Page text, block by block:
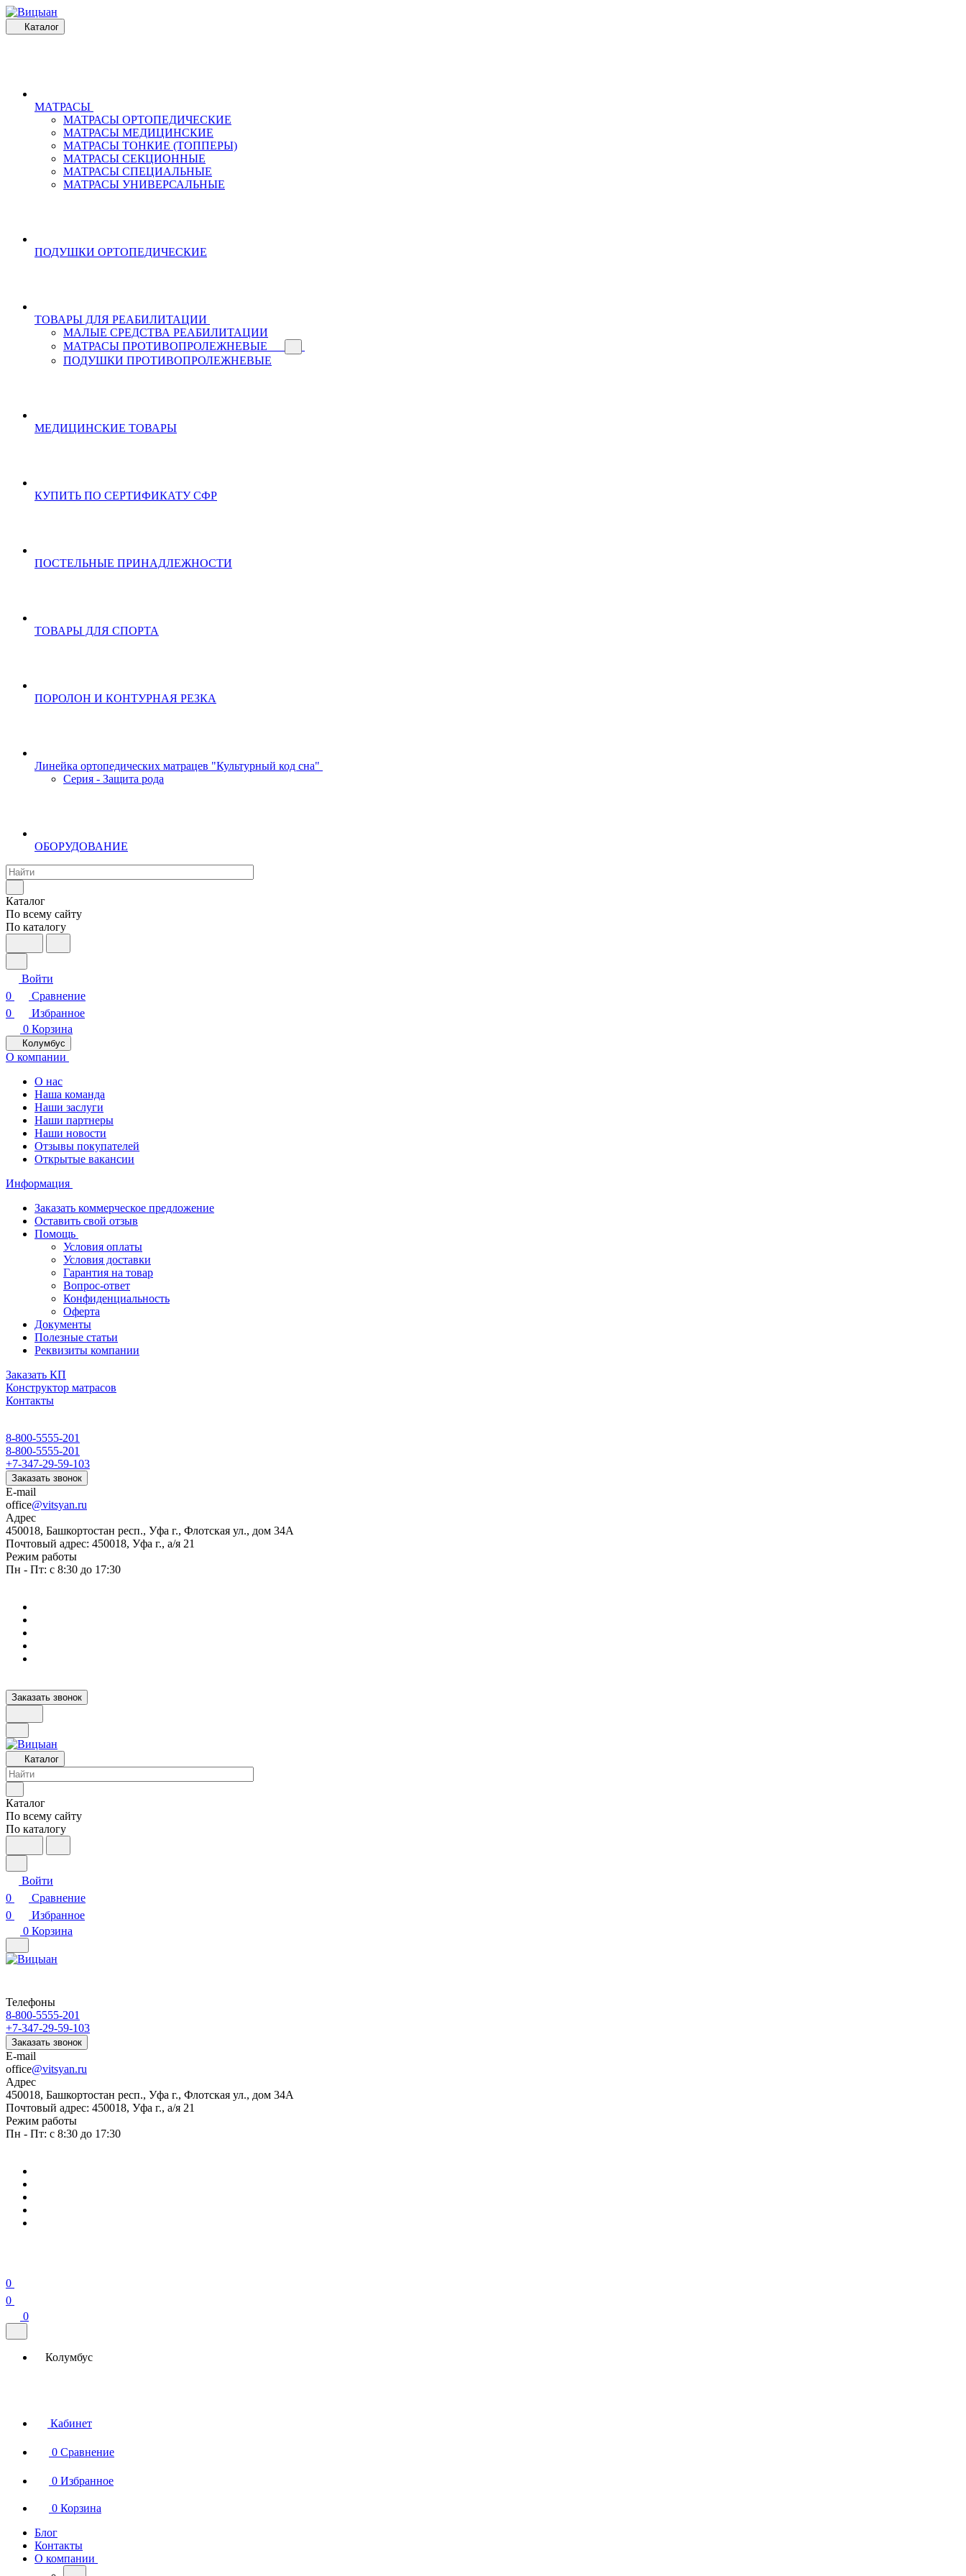
Каталог
МАТРАСЫ
МАТРАСЫ ОРТОПЕДИЧЕСКИЕ
МАТРАСЫ МЕДИЦИНСКИЕ
МАТРАСЫ ТОНКИЕ (ТОППЕРЫ)
МАТРАСЫ СЕКЦИОННЫЕ
МАТРАСЫ СПЕЦИАЛЬНЫЕ
МАТРАСЫ УНИВЕРСАЛЬНЫЕ
ПОДУШКИ ОРТОПЕДИЧЕСКИЕ
ТОВАРЫ ДЛЯ РЕАБИЛИТАЦИИ
МАЛЫЕ СРЕДСТВА РЕАБИЛИТАЦИИ
МАТРАСЫ ПРОТИВОПРОЛЕЖНЕВЫЕ
ПОДУШКИ ПРОТИВОПРОЛЕЖНЕВЫЕ
МЕДИЦИНСКИЕ ТОВАРЫ
КУПИТЬ ПО СЕРТИФИКАТУ СФР
ПОСТЕЛЬНЫЕ ПРИНАДЛЕЖНОСТИ
ТОВАРЫ ДЛЯ СПОРТА
ПОРОЛОН И КОНТУРНАЯ РЕЗКА
Линейка ортопедических матрацев "Культурный код сна"
Серия - Защита рода
ОБОРУДОВАНИЕ
Каталог
По всему сайту
По каталогу
Войти
0
Сравнение
0
Избранное
0 Корзина
Колумбус
О компании
О нас
Наша команда
Наши заслуги
Наши партнеры
Наши новости
Отзывы покупателей
Открытые вакансии
Информация
Заказать коммерческое предложение
Оставить свой отзыв
Помощь
Условия оплаты
Условия доставки
Гарантия на товар
Вопрос-ответ
Конфиденциальность
Оферта
Документы
Полезные статьи
Реквизиты компании
Заказать КП
Конструктор матрасов
Контакты
8-800-5555-201
8-800-5555-201
+7-347-29-59-103
Заказать звонок
E-mail
office@vitsyan.ru
Адрес
450018, Башкортостан респ., Уфа г., Флотская ул., дом 34А
Почтовый адрес: 450018, Уфа г., а/я 21
Режим работы
Пн - Пт: с 8:30 до 17:30
Заказать звонок
Каталог
Каталог
По всему сайту
По каталогу
Войти
0
Сравнение
0
Избранное
0 Корзина
Телефоны
8-800-5555-201
+7-347-29-59-103
Заказать звонок
E-mail
office@vitsyan.ru
Адрес
450018, Башкортостан респ., Уфа г., Флотская ул., дом 34А
Почтовый адрес: 450018, Уфа г., а/я 21
Режим работы
Пн - Пт: с 8:30 до 17:30
0
0
0
Колумбус
Кабинет
0 Сравнение
0 Избранное
0 Корзина
Блог
Контакты
О компании